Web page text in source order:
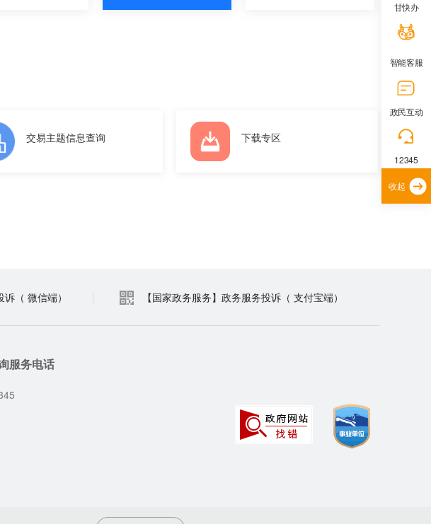
交易主题信息查询 下载专区
（ 微信端） 【国家政务服务】政务服务投诉（ 支付宝端）
服务电话
甘快办
智能客服
政民互动
12345
收起